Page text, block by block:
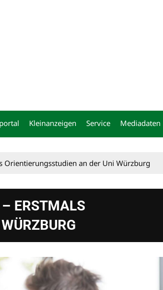
Kleinanzeigen Service Mediadaten
Orientierungsstudien an der Uni Würzburg
ERSTMALS